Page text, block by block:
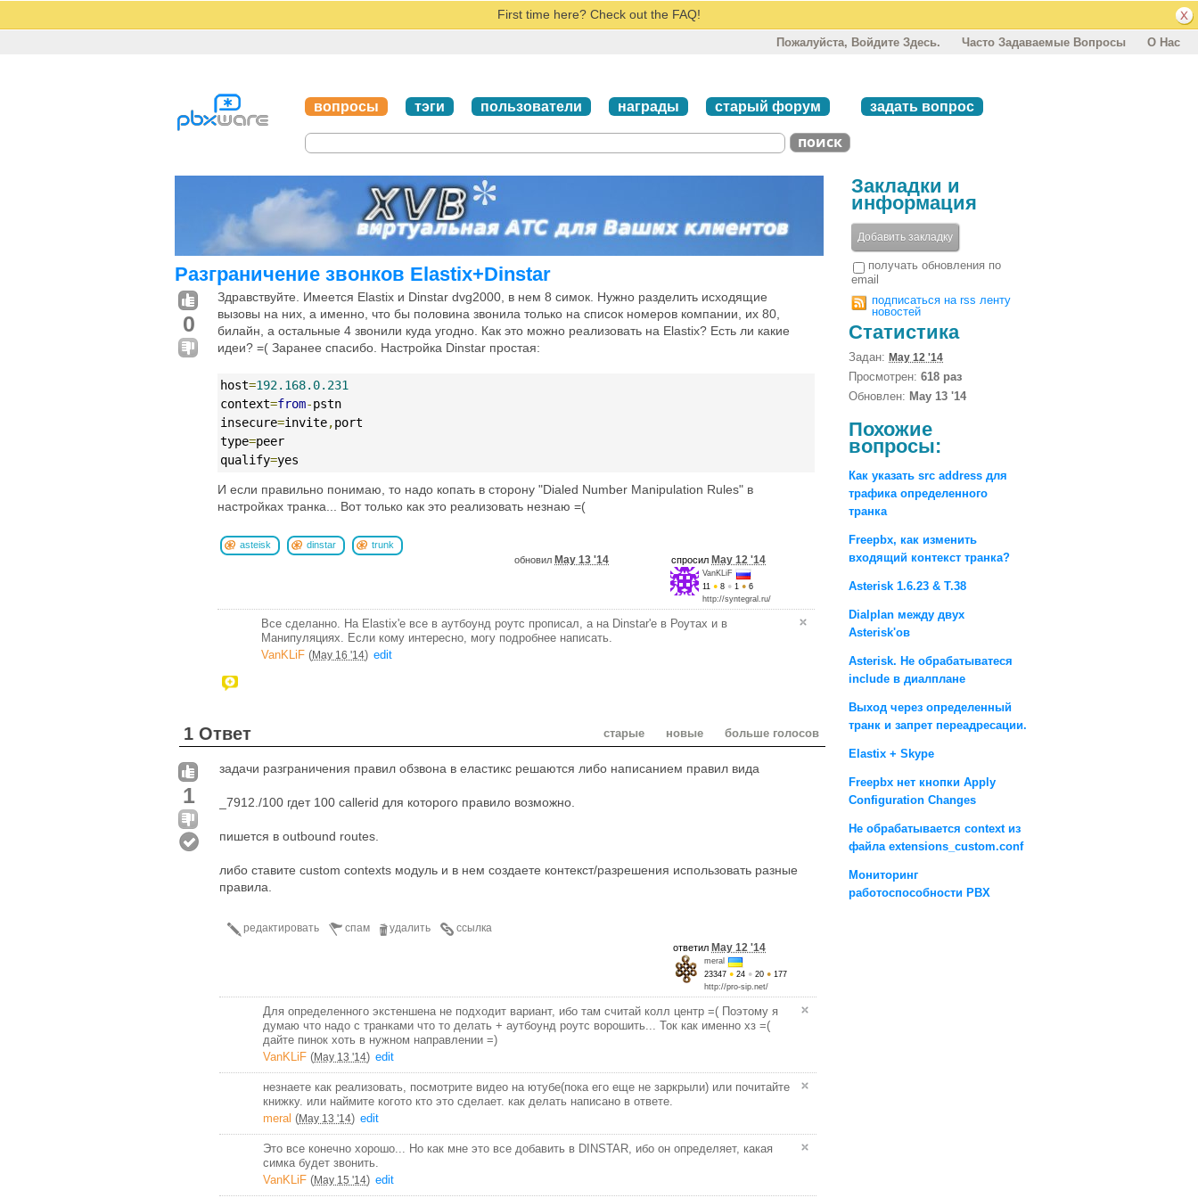
First time here? Check out the FAQ!
Пожалуйста, Войдите Здесь. Часто Задаваемые Вопросы О Нас
вопросы тэги пользователи награды старый форум задать вопрос
Разграничение звонков Elastix+Dinstar
0
Здравствуйте. Имеется Elastix и Dinstar dvg2000, в нем 8 симок. Нужно разделить исходящие
вызовы на них, а именно, что бы половина звонила только на список номеров компании, их 80,
билайн, а остальные 4 звонили куда угодно. Как это можно реализовать на Elastix? Есть ли какие
идеи? =( Заранее спасибо. Настройка Dinstar простая:
host=192.168.0.231
context=from-pstn
insecure=invite,port
type=peer
qualify=yes
И если правильно понимаю, то надо копать в сторону "Dialed Number Manipulation Rules" в
настройках транка... Вот только как это реализовать незнаю =(
asteisk dinstar
trunk
спросил May 12 '14
VanKLiF
11 ● 8 ● 1 ● 6
http://syntegral.ru/
обновил May 13 '14
Все сделанно. На Elastix'е все в аутбоунд роутс прописал, а на Dinstar'е в Роутах и в
Манипуляциях. Если кому интересно, могу подробнее написать.
VanKLiF (May 16 '14) edit
1 Ответ старые новые больше голосов
1
задачи разграничения правил обзвона в еластикс решаются либо написанием правил вида
_7912./100 гдет 100 callerid для которого правило возможно.
пишется в outbound routes.
либо ставите custom contexts модуль и в нем создаете контекст/разрешения использовать разные
правила.
ссылка
удалить
спам
редактировать
ответил May 12 '14
meral
23347 ● 24 ● 20 ● 177
http://pro-sip.net/
Для определенного экстеншена не подходит вариант, ибо там считай колл центр =( Поэтому я
думаю что надо с транками что то делать + аутбоунд роутс ворошить... Ток как именно хз =(
дайте пинок хоть в нужном направлении =)
VanKLiF (May 13 '14) edit
незнаете как реализовать, посмотрите видео на ютубе(пока его еще не заркрыли) или почитайте
книжку. или наймите когото кто это сделает. как делать написано в ответе.
meral (May 13 '14) edit
Это все конечно хорошо... Но как мне это все добавить в DINSTAR, ибо он определяет, какая
симка будет звонить.
VanKLiF (May 15 '14) edit
Закладки и
информация
Добавить закладку
получать обновления по
email
подписаться на rss ленту
новостей
Статистика
Задан: May 12 '14
Просмотрен: 618 раз
Обновлен: May 13 '14
Похожие
вопросы:
Как указать src address для
трафика определенного
транка
Freepbx, как изменить
входящий контекст транка?
Asterisk 1.6.23 & T.38
Dialplan между двух
Asterisk'ов
Asterisk. Не обрабатыватеся
include в диалплане
Выход через определенный
транк и запрет переадресации.
Elastix + Skype
Freepbx нет кнопки Apply
Configuration Changes
Не обрабатывается context из
файла extensions_custom.conf
Мониторинг
работоспособности PBX